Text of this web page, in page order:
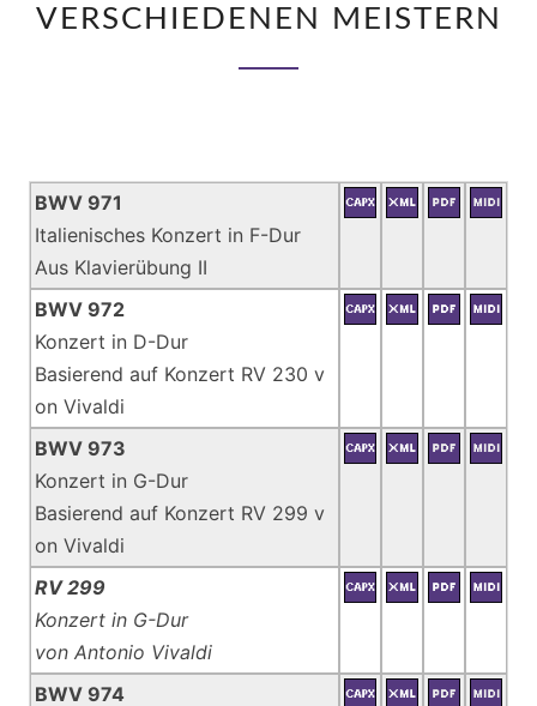
VERSCHIEDENEN
VERSCHIEDENEN MEISTERN
BWV 971
Italienisches Konzert in F-Dur
Aus Klavierübung II
BWV 972
Konzert in D-Dur
Basierend auf Konzert RV 230 v
on Vivaldi
BWV 973
Konzert in G-Dur
Basierend auf Konzert RV 299 v
on Vivaldi
RV 299
Konzert in G-Dur
von Antonio Vivaldi
BWV 974